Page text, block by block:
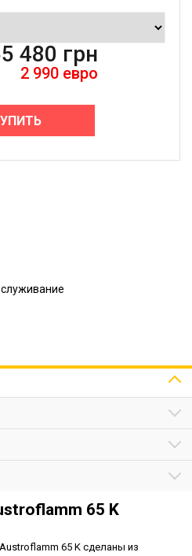
480 грн
2 990 евро
65 K
65 K сделаны из